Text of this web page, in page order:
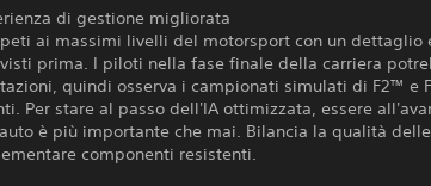
di gestione migliorata
ai massimi livelli del motorsport con un dettaglio
prima. I piloti nella fase finale della carriera
quindi osserva i campionati simulati di F2™ e
Per stare al passo dell'IA ottimizzata, essere
è più importante che mai. Bilancia la qualità
componenti resistenti.